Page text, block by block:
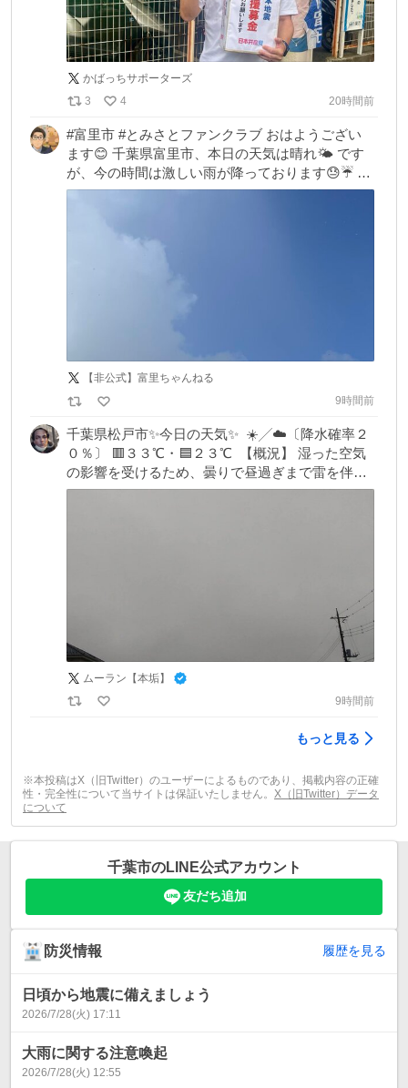
かばっちサポーターズ
3
4 20時間前
#富里市 #とみさとファンクラブ おはようござい
ます😊 千葉県富里市、本日の天気は晴れ🌤️ です
が、今の時間は激しい雨が降っております😓☔️ 出
勤したのに車待機中です🚙  皆さま、本日もよろし
【非公式】富里ちゃんねる
9時間前
千葉県松戸市✨今日の天気✨  ☀️╱☁️〔降水確率２
０％〕 🟥３３℃・🟦２３℃  【概況】 湿った空気
の影響を受けるため、曇りで昼過ぎまで雷を伴っ
た激しい雨の降る所があるでしょう。
ムーラン【本垢】
9時間前
もっと見る
※本投稿はX（旧Twitter）のユーザーによるものであり、掲載内容の正確
性・完全性について当サイトは保証いたしません。 X（旧Twitter）データ
について
千葉市のLINE公式アカウント
友だち追加
防災情報 履歴を見る
日頃から地震に備えましょう
2026/7/28(火) 17:11
大雨に関する注意喚起
2026/7/28(火) 12:55